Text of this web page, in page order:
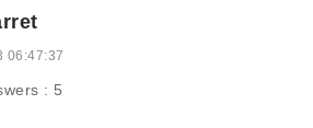
06:47:37
: 5